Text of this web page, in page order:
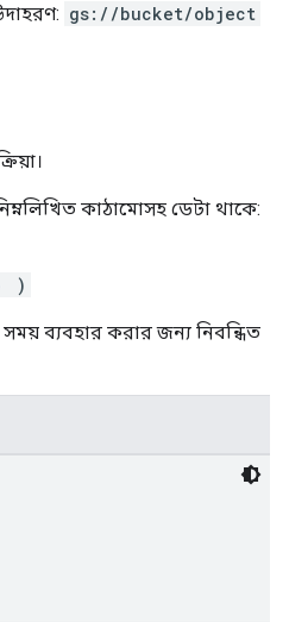
gs://bucket/object
কাঠামোসহ ডেটা থাকে:
)
ব্যবহার করার জন্য নিবন্ধিত